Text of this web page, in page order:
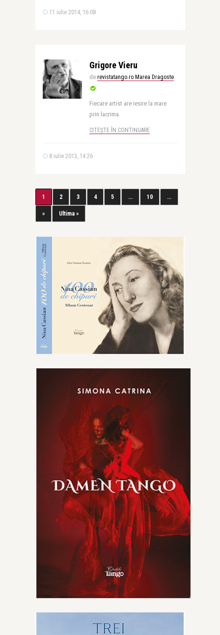
11 iulie 2014, 16:08
Grigore Vieru
de revistatango.ro Marea Dragoste
Fiecare artist are iesire la mare
prin lacrima.
CITEȘTE ÎN CONTINUARE
8 iulie 2013, 14:26
1 2 3 4 5 ... 10 ...
» Ultima »